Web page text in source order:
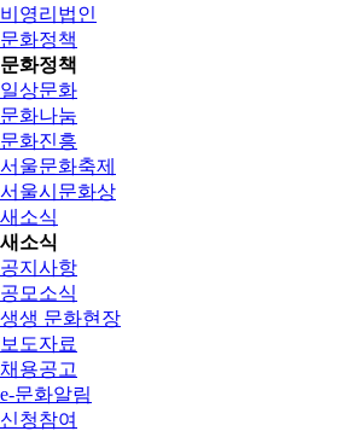
비영리법인
문화정책
문화정책
일상문화
문화나눔
문화진흥
서울문화축제
서울시문화상
새소식
새소식
공지사항
공모소식
생생 문화현장
보도자료
채용공고
e-문화알림
신청참여